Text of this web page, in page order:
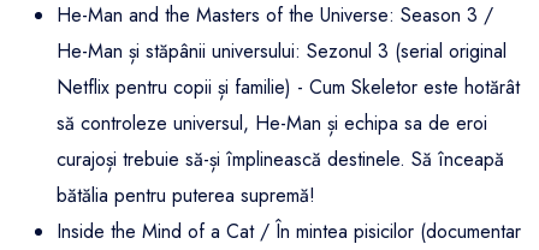
He-Man and the Masters of the Universe: Season 3 /
He-Man și stăpânii universului: Sezonul 3 (serial original
Netflix pentru copii și familie) - Cum Skeletor este hotărât
să controleze universul, He-Man și echipa sa de eroi
curajoși trebuie să-și împlinească destinele. Să înceapă
bătălia pentru puterea supremă!
Inside the Mind of a Cat / În mintea pisicilor (documentar